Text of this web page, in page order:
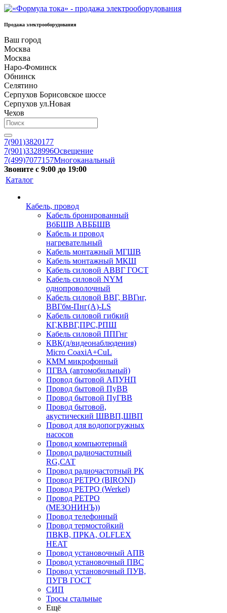
Продажа электрооборудования
Ваш город
Москва
Москва
Наро-Фоминск
Обнинск
Селятино
Серпухов Борисовское шоссе
Серпухов ул.Новая
Чехов
7(901)3820177
7(901)3328996Освещение
7(499)7077157Многоканальный
Звоните с 9:00 до 19:00
Каталог
Кабель, провод
Кабель бронированный
ВбБШВ АВББШВ
Кабель и провод
нагревательный
Кабель монтажный МГШВ
Кабель монтажный МКШ
Кабель силовой АВВГ ГОСТ
Кабель силовой NYM
однопроволочный
Кабель силовой ВВГ, ВВГнг,
ВВГбм-Пнг(А)-LS
Кабель силовой гибкий
КГ,КВВГ,ПРС,РПШ
Кабель силовой ППГнг
КВК(д/видеонаблюдения)
Micro CoaxiA+CuL
КММ микрофонный
ПГВА (автомобильный)
Провод бытовой АПУНП
Провод бытовой ПуВВ
Провод бытовой ПуГВВ
Провод бытовой,
акустический ШВВП,ШВП
Провод для водопогружных
насосов
Провод компьютерный
Провод радиочастотный
RG,САТ
Провод радиочастотный РК
Провод РЕТРО (BIRONI)
Провод РЕТРО (Werkel)
Провод РЕТРО
(МЕЗОНИНЪ))
Провод телефонный
Провод термостойкий
ПВКВ, ПРКА, OLFLEX
HEAT
Провод установочный АПВ
Провод установочный ПВС
Провод установочный ПУВ,
ПУГВ ГОСТ
СИП
Тросы стальные
Ещё